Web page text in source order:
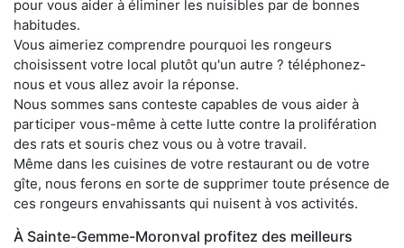
pour vous aider à éliminer les nuisibles par de bonnes
habitudes.
Vous aimeriez comprendre pourquoi les rongeurs
choisissent votre local plutôt qu'un autre ? téléphonez-
nous et vous allez avoir la réponse.
Nous sommes sans conteste capables de vous aider à
participer vous-même à cette lutte contre la prolifération
des rats et souris chez vous ou à votre travail.
Même dans les cuisines de votre restaurant ou de votre
gîte, nous ferons en sorte de supprimer toute présence de
ces rongeurs envahissants qui nuisent à vos activités.
À Sainte-Gemme-Moronval profitez des meilleurs